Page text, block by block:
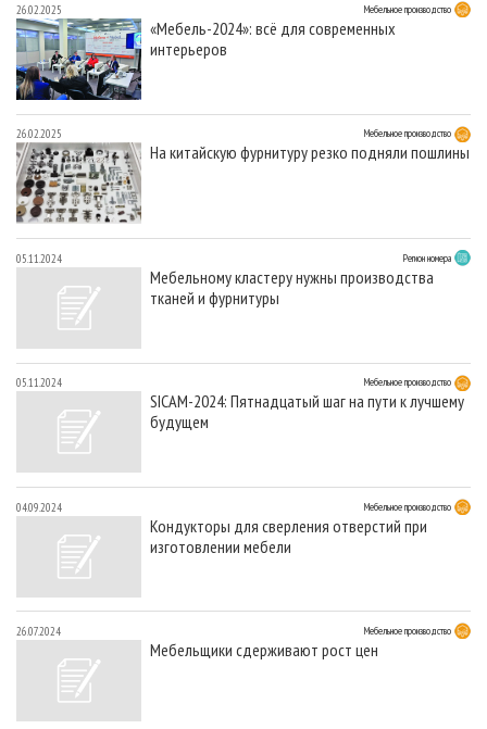
26.02.2025 Мебельное производство
«Мебель-2024»: всё для современных
интерьеров
26.02.2025 Мебельное производство
На китайскую фурнитуру резко подняли пошлины
05.11.2024 Регион номера
Мебельному кластеру нужны производства
тканей и фурнитуры
05.11.2024 Мебельное производство
SICAM-2024: Пятнадцатый шаг на пути к лучшему
будущем
04.09.2024 Мебельное производство
Кондукторы для сверления отверстий при
изготовлении мебели
26.07.2024 Мебельное производство
Мебельщики сдерживают рост цен